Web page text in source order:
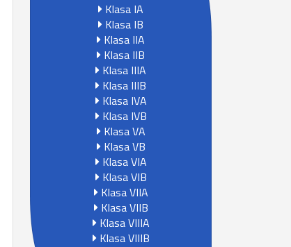
Klasa IA
Klasa IB
Klasa IIA
Klasa IIB
Klasa IIIA
Klasa IIIB
Klasa IVA
Klasa IVB
Klasa VA
Klasa VB
Klasa VIA
Klasa VIB
Klasa VIIA
Klasa VIIB
Klasa VIIIA
Klasa VIIIB